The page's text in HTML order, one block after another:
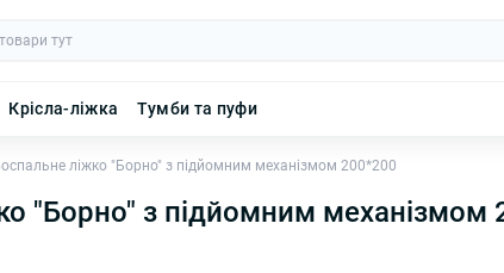
Крісла-ліжка Тумби та пуфи
ліжко "Борно" з підйомним механізмом 200*200
"Борно" з підйомним механізмом